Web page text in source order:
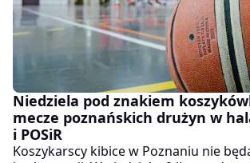
Niedziela pod znakiem
mecze poznańskich drużyn w
i POSiR
Koszykarscy kibice w Poznaniu nie